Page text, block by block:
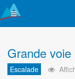
Grande
Escalade